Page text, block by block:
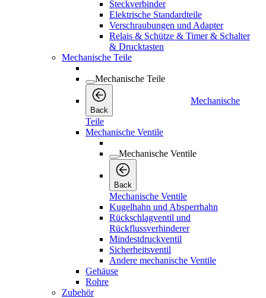
Steckverbinder
Elektrische Standardteile
Verschraubungen und Adapter
Relais & Schütze & Timer & Schalter
& Drucktasten
Mechanische Teile
Mechanische Teile
Back
Mechanische
Teile
Mechanische Ventile
Mechanische Ventile
Back
Mechanische Ventile
Kugelhahn und Absperrhahn
Rückschlagventil und
Rückflussverhinderer
Mindestdruckventil
Sicherheitsventil
Andere mechanische Ventile
Gehäuse
Rohre
Zubehör